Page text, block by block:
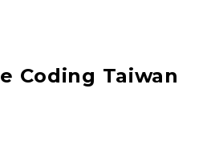
Coding Taiwan